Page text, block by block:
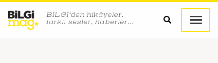
BİLGİ’den hikâyeler,
farklı sesler, haberler…